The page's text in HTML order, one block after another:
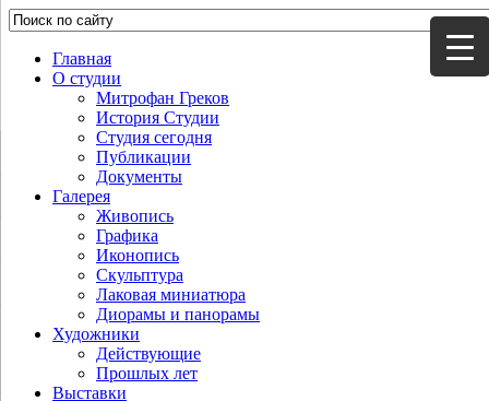
Главная
О студии
Митрофан Греков
История Студии
Студия сегодня
Публикации
Документы
Галерея
Живопись
Графика
Иконопись
Скульптура
Лаковая миниатюра
Диорамы и панорамы
Художники
Действующие
Прошлых лет
Выставки